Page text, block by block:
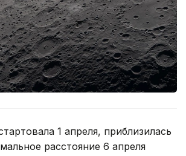
1 апреля, приблизилась
расстояние 6 апреля